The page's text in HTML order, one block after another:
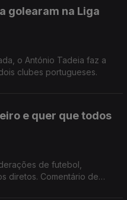
golearam na Liga
o António Tadeia faz a
clubes portugueses.
e quer que todos
de futebol,
diretos. Comentário de